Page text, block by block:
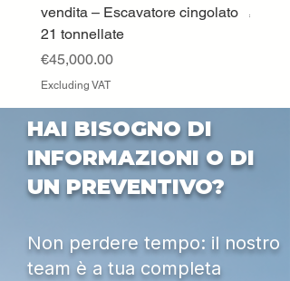
vendita – Escavatore cingolato
21 tonnellate
Price
€45,000.00
Excluding VAT
Price
HAI BISOGNO DI
INFORMAZIONI O DI
UN PREVENTIVO?
Non perdere tempo: il nostro
team è a tua completa